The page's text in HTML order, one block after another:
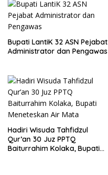
Bupati LantiK 32 ASN Pejabat
Administrator dan Pengawas
Hadiri Wisuda Tahfidzul
Qur’an 30 Juz PPTQ
Baiturrahim Kolaka, Bupati